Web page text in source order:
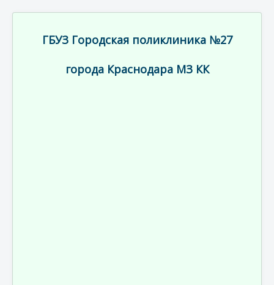
ГБУЗ Городская поликлиника №27
города Краснодара МЗ КК